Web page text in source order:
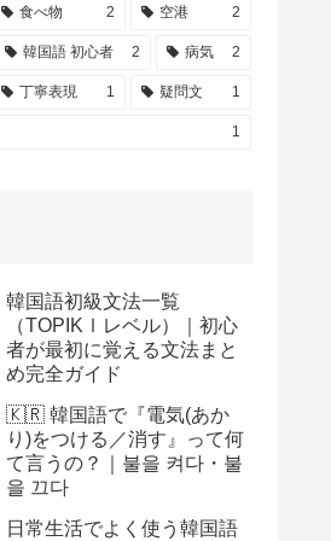
食べ物 2 空港 2
韓国語 初心者 2 病気 2
丁寧表現 1 疑問文 1
1
韓国語初級文法一覧
（TOPIKⅠレベル）｜初心
者が最初に覚える文法まと
め完全ガイド
🇰🇷 韓国語で『電気(あか
り)をつける／消す』って何
て言うの？｜불을 켜다・불
을 끄다
日常生活でよく使う韓国語